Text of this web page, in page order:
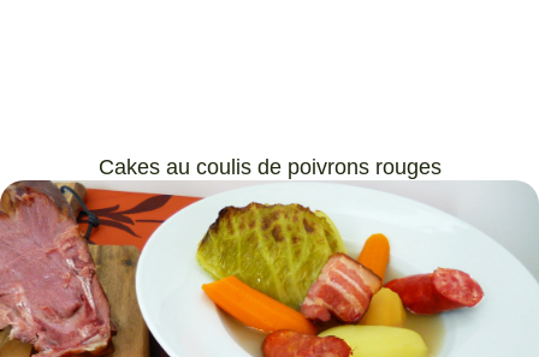
Cakes au coulis de poivrons rouges